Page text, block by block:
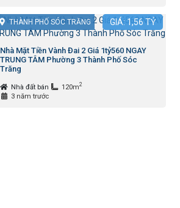
THÀNH PHỐ SÓC TRĂNG GIÁ: 1,56TỶ
Nhà Mặt Tiền Vành Đai 2 Giá 1tỷ560 NGAY
TRUNG TÂM Phường 3 Thành Phố Sóc
Trăng
Nhà đất bán 120m2
3 năm trước